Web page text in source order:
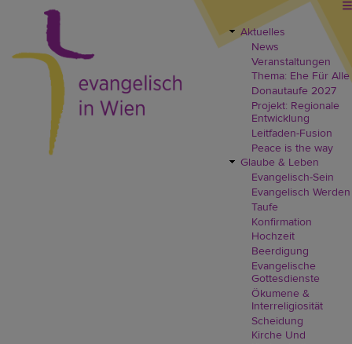
EVW
Header
Menü
Aktuelles
News
Veranstaltungen
Thema: Ehe Für Alle
Donautaufe 2027
Projekt: Regionale
Entwicklung
Leitfaden-Fusion
Peace is the way
Glaube & Leben
Evangelisch-Sein
Evangelisch Werden
Taufe
Konfirmation
Hochzeit
Beerdigung
Evangelische
Gottesdienste
Ökumene &
Interreligiosität
Scheidung
Kirche Und